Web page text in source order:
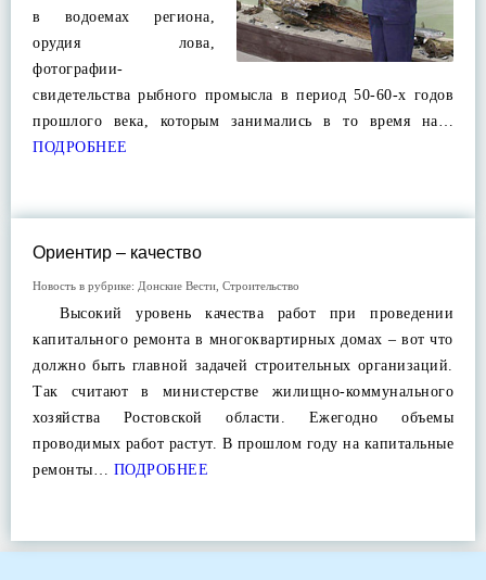
в водоемах региона,
орудия лова,
фотографии-
свидетельства рыбного промысла в период 50-60-х годов
прошлого века, которым занимались в то время на…
ПОДРОБНЕЕ
Ориентир – качество
Новость в рубрике: Донские Вести Строительство
Высокий уровень качества работ при проведении
капитального ремонта в многоквартирных домах – вот что
должно быть главной задачей строительных организаций.
Так считают в министерстве жилищно-коммунального
хозяйства Ростовской области. Ежегодно объемы
проводимых работ растут. В прошлом году на капитальные
ремонты… ПОДРОБНЕЕ